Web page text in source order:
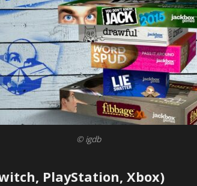
© igdb
PlayStation, Xbox)